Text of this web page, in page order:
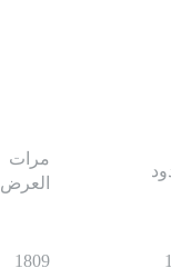
مرات
العرض
1809